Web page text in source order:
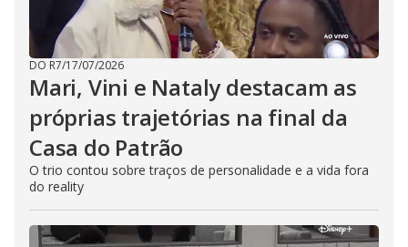
DO R7/17/07/2026
Mari, Vini e Nataly destacam as
próprias trajetórias na final da
Casa do Patrão
O trio contou sobre traços de personalidade e a vida fora
do reality